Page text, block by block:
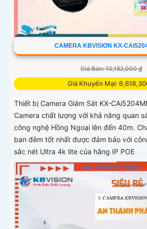
CAMERA KBVISION KX-
Giá Bán: 10,182,000 ₫
Giá Khuyến Mại:
Thiết bị Camera Giám Sát KX-
Camera chất lượng với khả năng quan
công nghệ Hồng Ngoại lên đến 40m.
ban đêm tốt nhất được đảm bảo với
sắc nét Ultra 4k lite của hãng IP POE